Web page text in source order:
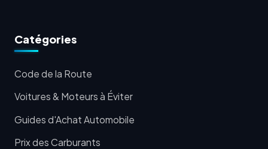
Catégories
Code de la Route
Voitures & Moteurs à Éviter
Guides d'Achat Automobile
Prix des Carburants